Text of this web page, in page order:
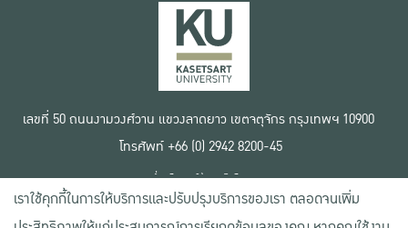
เลขที่ 50 ถนนงามวงศ์วาน แขวงลาดยาว เขตจตุจักร กรุงเทพฯ 10900
โทรศัพท์ +66 (0) 2942 8200-45
เงื่อนไขการใช้งานเว็บไซต์
ข้อตกลงด้านสิทธิ์ใช้งาน
นโยบายความเป็นส่วนตัว
เราใช้คุกกี้ในการให้บริการและปรับปรุงบริการของเรา ตลอดจนเพิ่ม